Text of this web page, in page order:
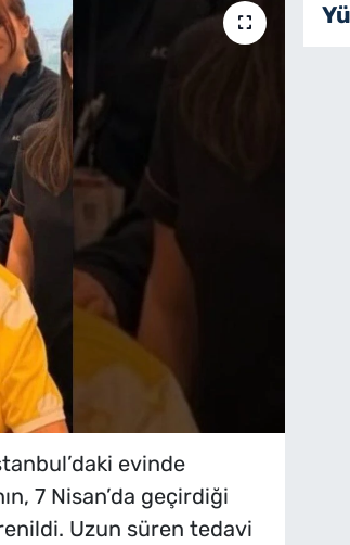
evinde
7 Nisan’da geçirdiği
Uzun süren tedavi